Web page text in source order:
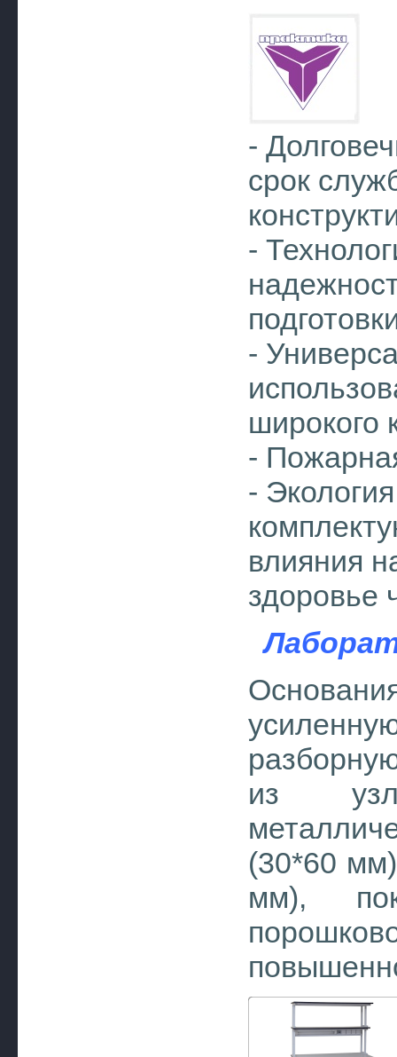
-
срок
-
-
широкого
-
-
влияния
здоровье
из
(30*60
мм),